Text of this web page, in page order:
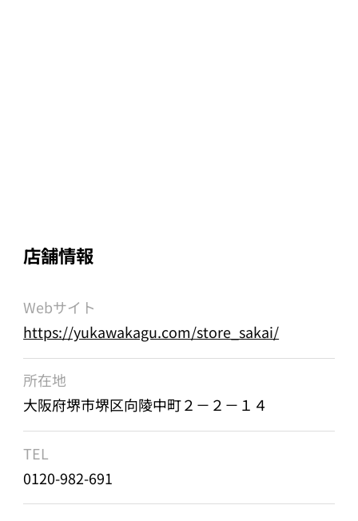
店舗情報
Webサイト
https://yukawakagu.com/store_sakai/
所在地
大阪府堺市堺区向陵中町２－２－１４
TEL
0120-982-691